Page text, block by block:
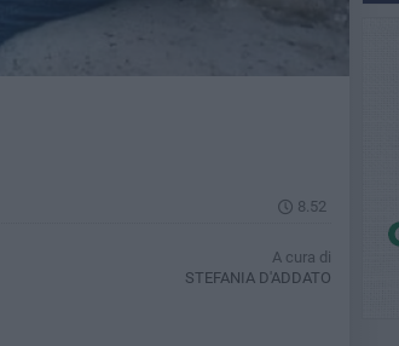
8.52
A cura di
STEFANIA D'ADDATO